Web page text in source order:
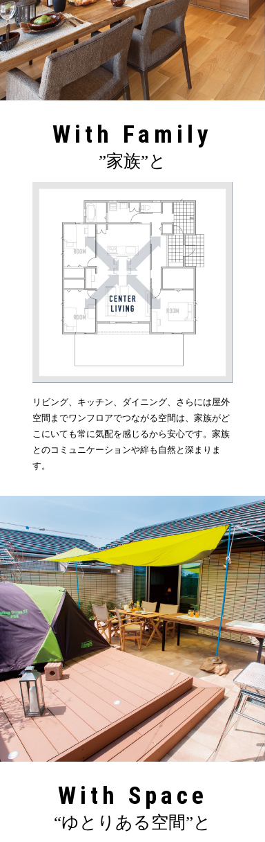
With Family
”家族”と
リビング、キッチン、ダイニング、さらには屋外
空間までワンフロアでつながる空間は、家族がど
こにいても常に気配を感じるから安心です。家族
とのコミュニケーションや絆も自然と深まりま
す。
With Space
“ゆとりある空間”と